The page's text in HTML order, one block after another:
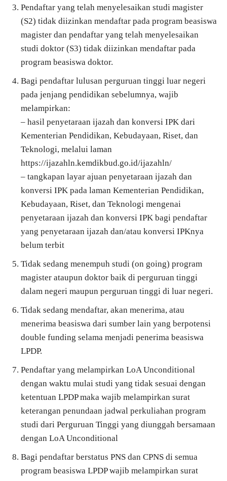
Pendaftar yang telah menyelesaikan studi magister
(S2) tidak diizinkan mendaftar pada program beasiswa
magister dan pendaftar yang telah menyelesaikan
studi doktor (S3) tidak diizinkan mendaftar pada
program beasiswa doktor.
Bagi pendaftar lulusan perguruan tinggi luar negeri
pada jenjang pendidikan sebelumnya, wajib
melampirkan:
– hasil penyetaraan ijazah dan konversi IPK dari
Kementerian Pendidikan, Kebudayaan, Riset, dan
Teknologi, melalui laman
https://ijazahln.kemdikbud.go.id/ijazahln/
– tangkapan layar ajuan penyetaraan ijazah dan
konversi IPK pada laman Kementerian Pendidikan,
Kebudayaan, Riset, dan Teknologi mengenai
penyetaraan ijazah dan konversi IPK bagi pendaftar
yang penyetaraan ijazah dan/atau konversi IPKnya
belum terbit
Tidak sedang menempuh studi (on going) program
magister ataupun doktor baik di perguruan tinggi
dalam negeri maupun perguruan tinggi di luar negeri.
Tidak sedang mendaftar, akan menerima, atau
menerima beasiswa dari sumber lain yang berpotensi
double funding selama menjadi penerima beasiswa
LPDP.
Pendaftar yang melampirkan LoA Unconditional
dengan waktu mulai studi yang tidak sesuai dengan
ketentuan LPDP maka wajib melampirkan surat
keterangan penundaan jadwal perkuliahan program
studi dari Perguruan Tinggi yang diunggah bersamaan
dengan LoA Unconditional
Bagi pendaftar berstatus PNS dan CPNS di semua
program beasiswa LPDP wajib melampirkan surat